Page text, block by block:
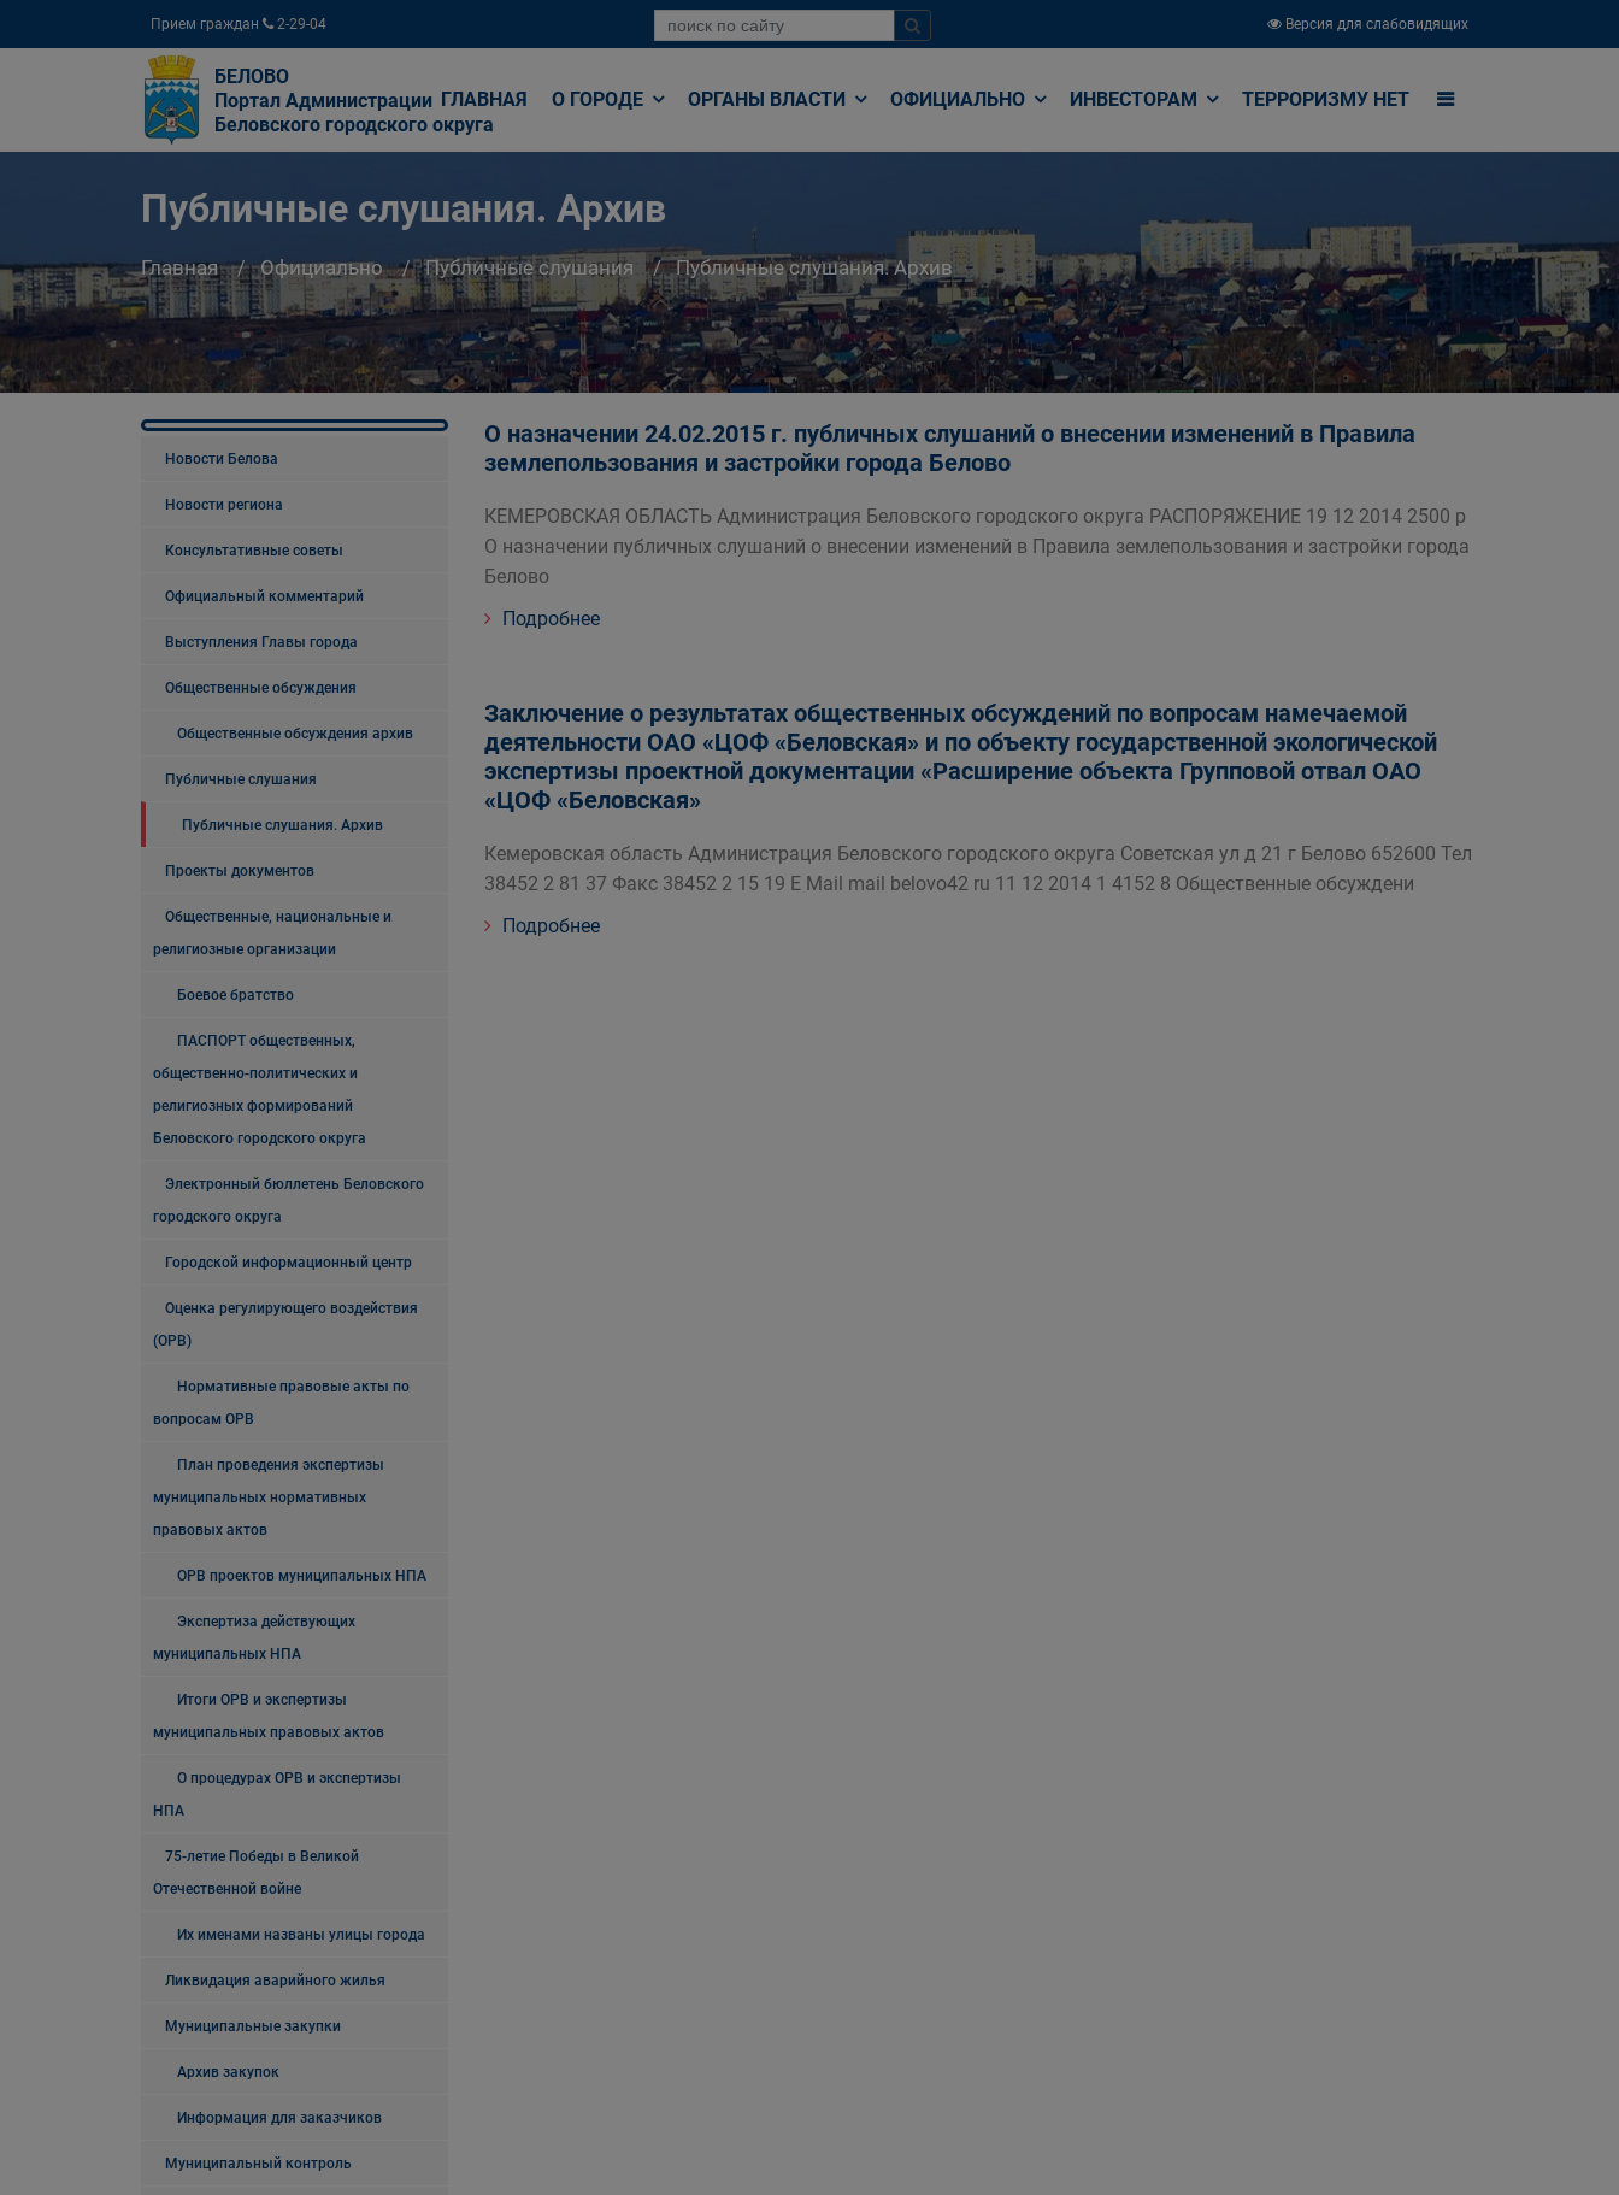
Прием граждан 2-29-04 Версия для слабовидящих
БЕЛОВО
Портал Администрации
Беловского городского округа
ГЛАВНАЯ О ГОРОДЕ ОРГАНЫ ВЛАСТИ ОФИЦИАЛЬНО ИНВЕСТОРАМ ТЕРРОРИЗМУ НЕТ
Публичные слушания. Архив
Главная Официально Публичные слушания Публичные слушания. Архив
Новости Белова
Новости региона
Консультативные советы
Официальный комментарий
Выступления Главы города
Общественные обсуждения
Общественные обсуждения архив
Публичные слушания
Публичные слушания. Архив
Проекты документов
Общественные, национальные и
религиозные организации
Боевое братство
ПАСПОРТ общественных,
общественно-политических и
религиозных формирований
Беловского городского округа
Электронный бюллетень Беловского
городского округа
Городской информационный центр
Оценка регулирующего воздействия
(ОРВ)
Нормативные правовые акты по
вопросам ОРВ
План проведения экспертизы
муниципальных нормативных
правовых актов
ОРВ проектов муниципальных НПА
Экспертиза действующих
муниципальных НПА
Итоги ОРВ и экспертизы
муниципальных правовых актов
О процедурах ОРВ и экспертизы
НПА
75-летие Победы в Великой
Отечественной войне
Их именами названы улицы города
Ликвидация аварийного жилья
Муниципальные закупки
Архив закупок
Информация для заказчиков
Муниципальный контроль
О назначении 24.02.2015 г. публичных слушаний о внесении изменений в Правила
землепользования и застройки города Белово
КЕМЕРОВСКАЯ ОБЛАСТЬ Администрация Беловского городского округа РАСПОРЯЖЕНИЕ 19 12 2014 2500 р
О назначении публичных слушаний о внесении изменений в Правила землепользования и застройки города
Белово
Подробнее
Заключение о результатах общественных обсуждений по вопросам намечаемой
деятельности ОАО «ЦОФ «Беловская» и по объекту государственной экологической
экспертизы проектной документации «Расширение объекта Групповой отвал ОАО
«ЦОФ «Беловская»
Кемеровская область Администрация Беловского городского округа Советская ул д 21 г Белово 652600 Тел
38452 2 81 37 Факс 38452 2 15 19 E Mail mail belovo42 ru 11 12 2014 1 4152 8 Общественные обсуждени
Подробнее